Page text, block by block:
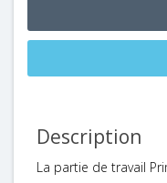
Description
La partie de travail